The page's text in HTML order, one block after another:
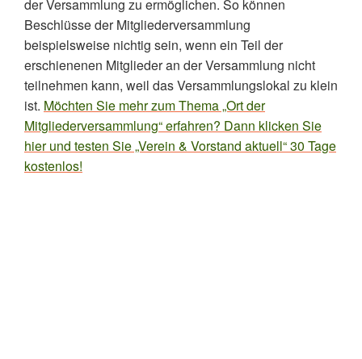
der Versammlung zu ermöglichen. So können
Beschlüsse der Mitgliederversammlung
beispielsweise nichtig sein, wenn ein Teil der
erschienenen Mitglieder an der Versammlung nicht
teilnehmen kann, weil das Versammlungslokal zu klein
ist. Möchten Sie mehr zum Thema „Ort der
Mitgliederversammlung“ erfahren? Dann klicken Sie
hier und testen Sie „Verein & Vorstand aktuell“ 30 Tage
kostenlos!